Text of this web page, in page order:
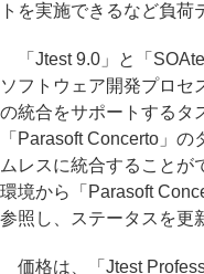
トを実施できるなど負荷
「Jtest 9.0」と「
ソフトウェア開発プロセ
の統合をサポートするタ
「Parasoft Concerto」
ムレスに統合することが
環境から「Parasoft
参照し、ステータスを更
価格は、「Jtest